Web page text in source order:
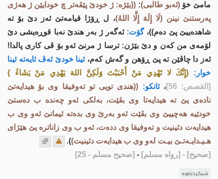
مامێ خۆ(ئه‌بو طالبی): ((بێژه‌: ژ خودێ پێڤه‌تر چ خودایێن ژ هه‌ژی
په‌رستنێ نینن (لَا إِلَهَ إِلَّا اللهُ)، ل ڕۆژا قیامه‌تێ ئه‌ز دێ بۆ ته‌
شاهده‌ییێ پێ ده‌م))، گۆت: ئه‌گه‌ر ژ به‌ر هندێ نه‌با قوڕه‌یشی دێ
لۆمه‌ی من كه‌ن و دێ بێژن: ترسا ژ مرنێ ئه‌و بۆ ڤی كاری پالدا!
ئه‌ز دا چاڤێن ته‌ پێ ڕۆهن و گه‌ش كه‌م، ئینا خودێ ئه‌ڤ ئایه‌ته‌ ئینا
خوار:
{إِنَّكَ لا تَهْدِي مَنْ أَحْبَبْتَ وَلَكِنَّ اللهَ يَهْدِي مَنْ يَشَاءُ }
[القصص: 56]
، ئانكو: ((هندى تويى تو ته‌وفيقا وى بۆ هيدايه‌تێ
ناده‌ى يێ ته‌ هيدايه‌تا وى بڤێت، به‌لكى ئه‌و چه‌نده‌ ب ده‌ستێ
خودێیه‌ هه‌چییێ وى بڤێت ئه‌و به‌رێ وى بده‌ته‌ ئيمانێ ئه‌و وى ب
هيدايه‌ت دئينیت و ته‌وفيقا وى دده‌ت، ئه‌و ب وى زاناتره‌ يێ هێژاى
هـيـدايـه‌تـێ بیـت له‌و وى ب هيدايه‌ت دئينیت)).
[صحيح] - [رواه مسلم] - [صحيح مسلم - 25]
شیکردنەوە